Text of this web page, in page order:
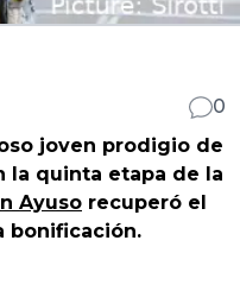
0
joven prodigio de
la quinta etapa de la
Ayuso recuperó el
bonificación.